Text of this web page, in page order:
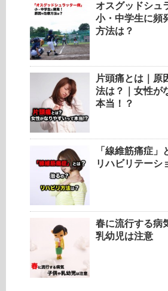
オスグッドシュ
小・中学生に頻
方法は？
片頭痛とは｜原
法は？｜女性が
本当！？
「線維筋痛症」
リハビリテーシ
春に流行する病
乳幼児は注意